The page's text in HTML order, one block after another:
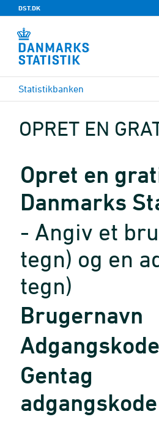
DST.DK
Statistikbanken
OPRET EN
Opret en
Danmarks
- Angiv et
tegn) og en
tegn)
Brugernavn
Adgangskode
Gentag
adgangskode